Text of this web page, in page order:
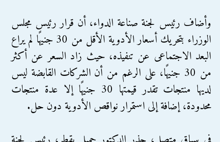
وأضاف رئيس لجنة صناعة الدواء، أن قرار رئيس مجلس
الوزراء بتحريك أسعار الأدوية الأقل من 30 جنيهًا لم يراع
البعد الاجتماعى عن تنفيذه، حيث زاد السعر عن أكثر
من 30 جنيهًا، على الرغم من أن الشركات القابضة ليس
لديها منتجات تقدر قيمتها 30 جنيهًا إلا عدة منتجات
محدودة، إضافة إلى استمرار نواقص الأدوية دون حل.